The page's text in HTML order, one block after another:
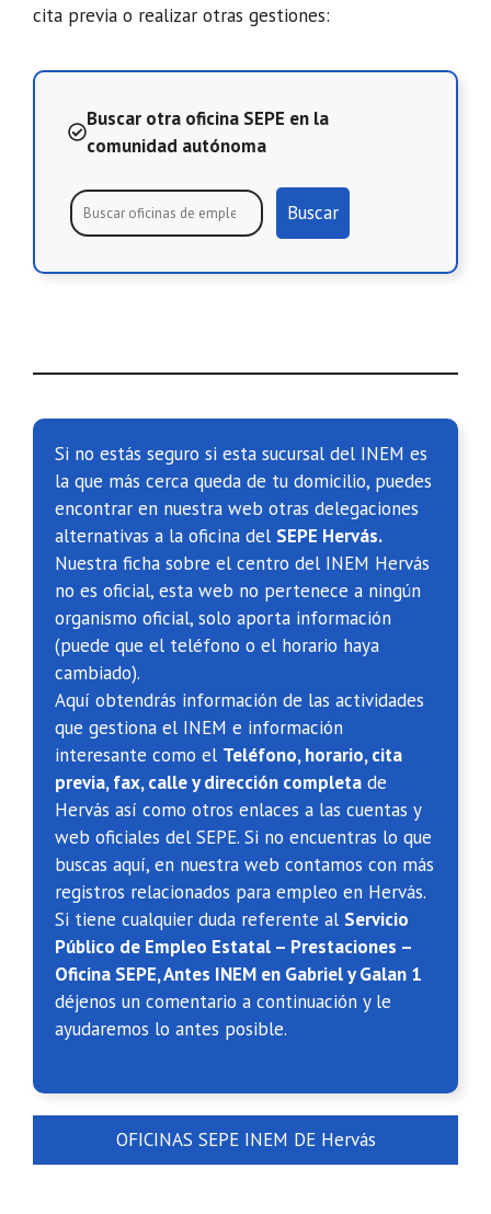
cita previa o realizar otras gestiones:
Buscar otra oficina SEPE en la
comunidad autónoma
Buscar
Si no estás seguro si esta sucursal del INEM es
la que más cerca queda de tu domicilio, puedes
encontrar en nuestra web otras delegaciones
alternativas a la oficina del SEPE Hervás.
Nuestra ficha sobre el centro del INEM Hervás
no es oficial, esta web no pertenece a ningún
organismo oficial, solo aporta información
(puede que el teléfono o el horario haya
cambiado).
Aquí obtendrás información de las actividades
que gestiona el INEM e información
interesante como el Teléfono, horario, cita
previa, fax, calle y dirección completa de
Hervás así como otros enlaces a las cuentas y
web oficiales del SEPE. Si no encuentras lo que
buscas aquí, en nuestra web contamos con más
registros relacionados para empleo en Hervás.
Si tiene cualquier duda referente al Servicio
Público de Empleo Estatal – Prestaciones –
Oficina SEPE, Antes INEM en Gabriel y Galan 1
déjenos un comentario a continuación y le
ayudaremos lo antes posible.
OFICINAS SEPE INEM DE Hervás